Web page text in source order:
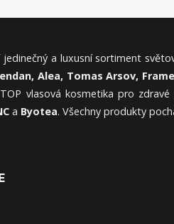
jedinečný a luxusní sortiment
Alea, Tomas Arsov,
vlasová kosmetika pro
a Byotea. Všechny produkty